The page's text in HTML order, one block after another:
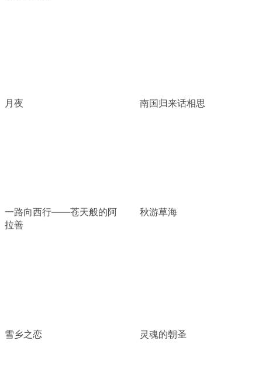
月夜 南国归来话相思
一路向西行——苍天般的阿
拉善
秋游草海
雪乡之恋 灵魂的朝圣